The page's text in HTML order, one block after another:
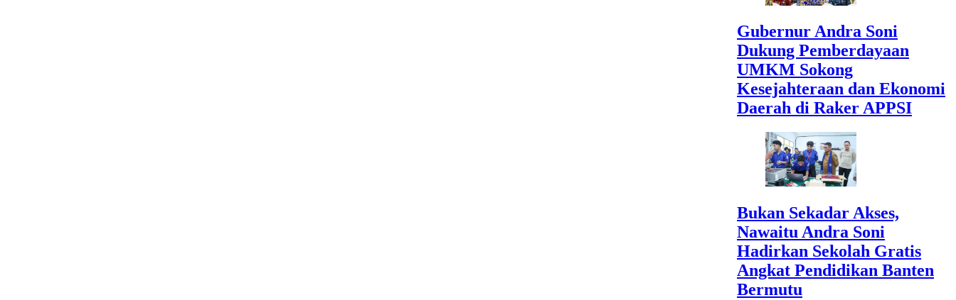
Gubernur Andra Soni
Dukung Pemberdayaan
UMKM Sokong
Kesejahteraan dan Ekonomi
Daerah di Raker APPSI
Bukan Sekadar Akses,
Nawaitu Andra Soni
Hadirkan Sekolah Gratis
Angkat Pendidikan Banten
Bermutu